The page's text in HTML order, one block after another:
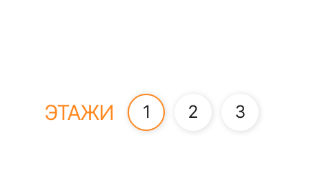
ЭТАЖИ 1 2 3